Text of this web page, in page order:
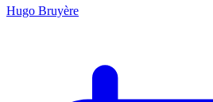
Hugo Bruyère